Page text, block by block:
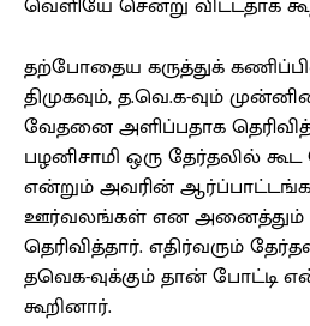
தற்போதைய கருத்துக்
திமுகவும், த.வெ.க-வும்
வேதனை அளிப்பதாக
பழனிசாமி ஒரு தேர்தலில்
என்றும் அவரின்
ஊர்வலங்கள் என அனைத்தும்
தெரிவித்தார். எதிர்வரும்
தவெக-வுக்கும் தான் போட்டி
கூறினார்.